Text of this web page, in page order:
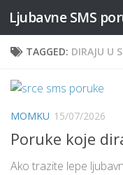
Skip to content
TAGGED: DIRAJU U
MOMKU 15/07/2026
Poruke koje
Ako trazite lepe